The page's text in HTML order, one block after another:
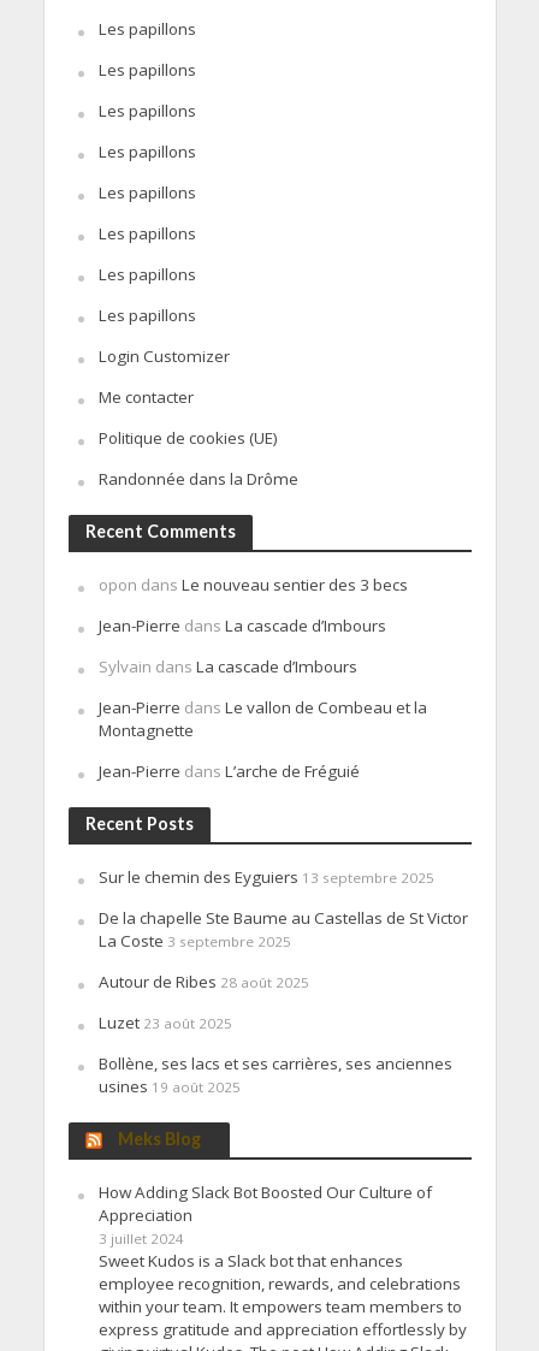
Les papillons
Les papillons
Les papillons
Les papillons
Les papillons
Les papillons
Les papillons
Les papillons
Login Customizer
Me contacter
Politique de cookies (UE)
Randonnée dans la Drôme
Recent Comments
opon dans Le nouveau sentier des 3 becs
Jean-Pierre dans La cascade d’Imbours
Sylvain dans La cascade d’Imbours
Jean-Pierre dans Le vallon de Combeau et la
Montagnette
Jean-Pierre dans L’arche de Fréguié
Recent Posts
Sur le chemin des Eyguiers 13 septembre 2025
De la chapelle Ste Baume au Castellas de St Victor
La Coste 3 septembre 2025
Autour de Ribes 28 août 2025
Luzet 23 août 2025
Bollène, ses lacs et ses carrières, ses anciennes
usines 19 août 2025
Meks Blog
How Adding Slack Bot Boosted Our Culture of
Appreciation
3 juillet 2024
Sweet Kudos is a Slack bot that enhances
employee recognition, rewards, and celebrations
within your team. It empowers team members to
express gratitude and appreciation effortlessly by